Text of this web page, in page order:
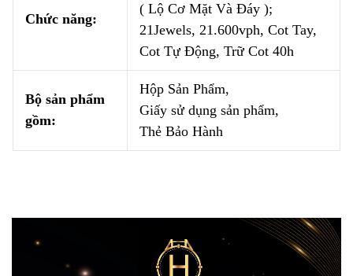
Chức năng:
( Lộ Cơ Mặt Và Đáy );
21Jewels, 21.600vph, Cot Tay,
Cot Tự Động, Trữ Cot 40h
Bộ sản phẩm
gồm:
Hộp Sản Phẩm,
Giấy sử dụng sản phẩm,
Thẻ Bảo Hành